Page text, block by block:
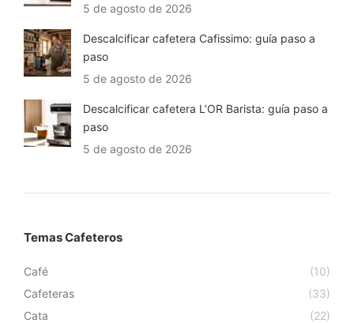
5 de agosto de 2026
Descalcificar cafetera Cafissimo: guía paso a
paso
5 de agosto de 2026
Descalcificar cafetera L’OR Barista: guía paso a
paso
5 de agosto de 2026
Temas Cafeteros
Café
(10)
Cafeteras
(33)
Cata
(22)